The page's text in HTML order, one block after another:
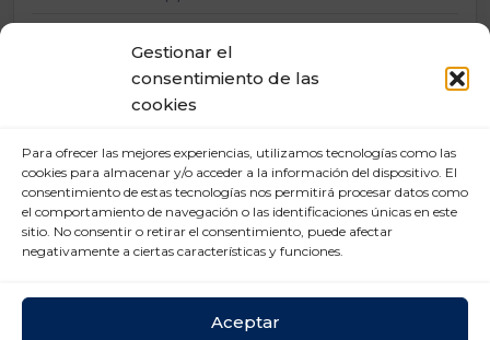
Gestionar el
consentimiento de las
cookies
Para ofrecer las mejores experiencias, utilizamos tecnologías como las
cookies para almacenar y/o acceder a la información del dispositivo. El
consentimiento de estas tecnologías nos permitirá procesar datos como
el comportamiento de navegación o las identificaciones únicas en este
sitio. No consentir o retirar el consentimiento, puede afectar
negativamente a ciertas características y funciones.
Aceptar
Prevención Riesgos Laborales (12)
Relaciones laborales (11)